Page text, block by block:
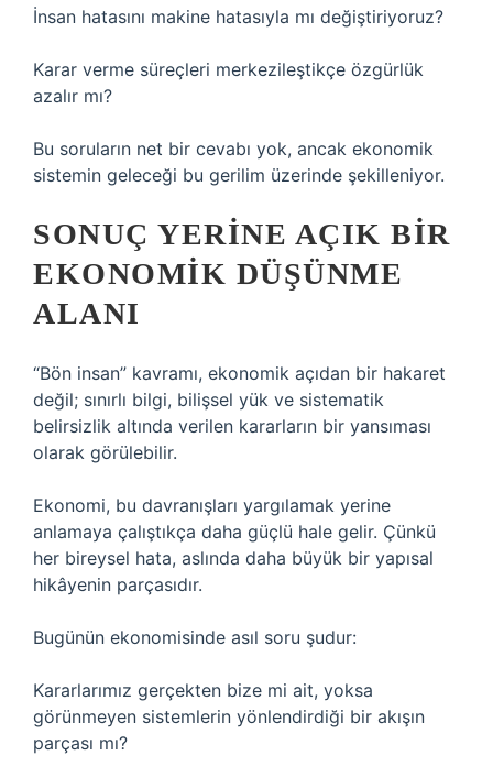
İnsan hatasını makine hatasıyla mı değiştiriyoruz?
Karar verme süreçleri merkezileştikçe özgürlük
azalır mı?
Bu soruların net bir cevabı yok, ancak ekonomik
sistemin geleceği bu gerilim üzerinde şekilleniyor.
SONUÇ YERINE AÇIK BIR
EKONOMIK DÜŞÜNME
ALANI
“Bön insan” kavramı, ekonomik açıdan bir hakaret
değil; sınırlı bilgi, bilişsel yük ve sistematik
belirsizlik altında verilen kararların bir yansıması
olarak görülebilir.
Ekonomi, bu davranışları yargılamak yerine
anlamaya çalıştıkça daha güçlü hale gelir. Çünkü
her bireysel hata, aslında daha büyük bir yapısal
hikâyenin parçasıdır.
Bugünün ekonomisinde asıl soru şudur:
Kararlarımız gerçekten bize mi ait, yoksa
görünmeyen sistemlerin yönlendirdiği bir akışın
parçası mı?